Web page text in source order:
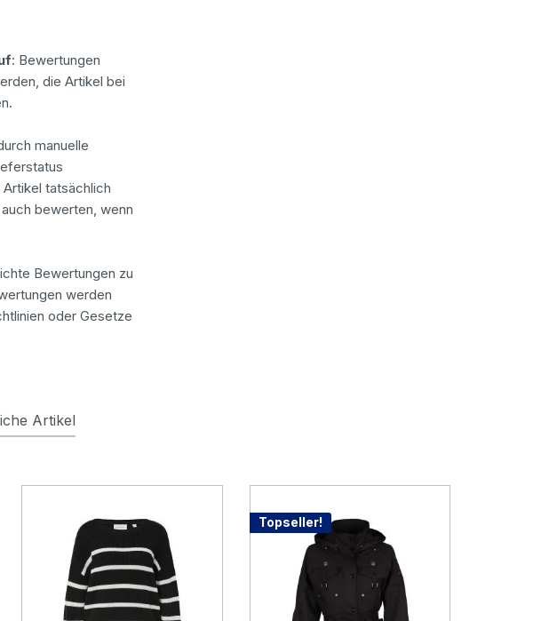
: Bewertungen
die Artikel bei
manuelle
tatsächlich
bewerten, wenn
Bewertungen zu
werden
oder Gesetze
Artikel
Topseller!